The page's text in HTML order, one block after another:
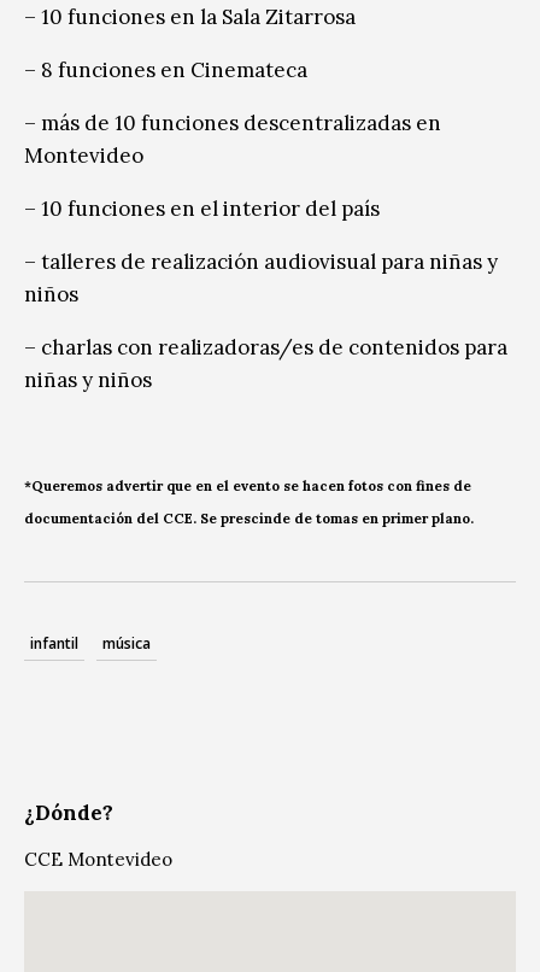
– 10 funciones en la Sala Zitarrosa
– 8 funciones en Cinemateca
– más de 10 funciones descentralizadas en
Montevideo
– 10 funciones en el interior del país
– talleres de realización audiovisual para niñas y
niños
– charlas con realizadoras/es de contenidos para
niñas y niños
*Queremos advertir que en el evento se hacen fotos con fines de
documentación del CCE. Se prescinde de tomas en primer plano.
infantil música
¿Dónde?
CCE Montevideo